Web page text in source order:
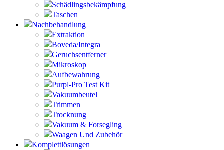
Schädlingsbekämpfung
Taschen
Nachbehandlung
Extraktion
Boveda/Integra
Geruchsentferner
Mikroskop
Aufbewahrung
Purpl-Pro Test Kit
Vakuumbeutel
Trimmen
Trocknung
Vakuum & Forsegling
Waagen Und Zubehör
Komplettlösungen